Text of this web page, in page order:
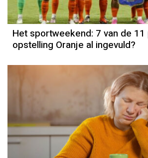
Het sportweekend: 7 van de 11
opstelling Oranje al ingevuld?